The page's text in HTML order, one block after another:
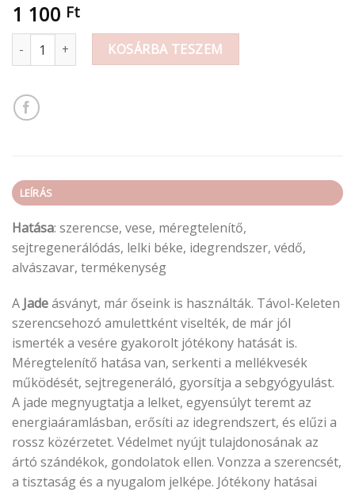
1 100 Ft
Ásvány karkötő / Jade mennyiség
KOSÁRBA TESZEM
LEÍRÁS
Hatása: szerencse, vese, méregtelenítő,
sejtregenerálódás, lelki béke, idegrendszer, védő,
alvászavar, termékenység
A Jadeásványt, már őseink is használták. Távol-Keleten
szerencsehozó amulettként viselték, de már jól
ismerték a vesére gyakorolt jótékony hatását is.
Méregtelenítő hatása van, serkenti a mellékvesék
működését, sejtregeneráló, gyorsítja a sebgyógyulást.
A jade megnyugtatja a lelket, egyensúlyt teremt az
energiaáramlásban, erősíti az idegrendszert, és elűzi a
rossz közérzetet. Védelmet nyújt tulajdonosának az
ártó szándékok, gondolatok ellen. Vonzza a szerencsét,
a tisztaság és a nyugalom jelképe. Jótékony hatásai